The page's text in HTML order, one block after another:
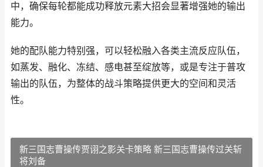
中，确保每轮都能成功释放元素大招会显著增强她的输出
能力。
她的配队能力特别强，可以轻松融入各类主流反应队伍，
如蒸发、融化、冻结、感电甚至绽放等，或是专注于普攻
输出的队伍，为整体的战斗策略提供更大的空间和灵活
性。
新三国志曹操传贾诩之影关卡策略 新三国志曹操传过关斩
将刘备